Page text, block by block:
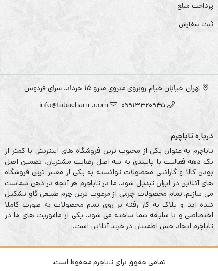
پرداخت مبلغ
ثبت سفارش
تهران-خیابان خیام-روبروی متروی مترو ۱۵ خرداد، سرای فردوس
09913320945
info@tabacharm.com
درباره تاباچرم
تاباچرم به عنوان یکی از محبوب ترین فروشگاه های اینترنتی با کمتر از
یک دهه فعالیت با پایبندی به سه اصل رضایت مشتریان، تضمین اصل
بودن کالا و گارانتی محصولات توانسته به یکی از معتبر ترین فروشگاه
های آنلاین در ایران تبدیل شود. ما در تاباچرم هر آنچه در ذهن شماست
می سازیم. تمام محصولات چرمی از مرغوب ترین چرم طبیعی گاو تشکیل
شده اند و پلاک به کار رفته بر روی تمام محصولات به صورت کاملا
اختصاصی و با سلیقه شما ساخته می شود. یکی از ماموریت های ما در
تاباچرم ایجاد حس اطمینان در خرید آنلاین است.
تمامی حقوق برای تاباچرم محفوظ است.